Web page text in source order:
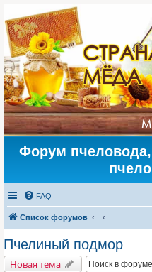
МЁДА
Форум
FAQ
Список форумов
Пчелиный подмор
Новая тема